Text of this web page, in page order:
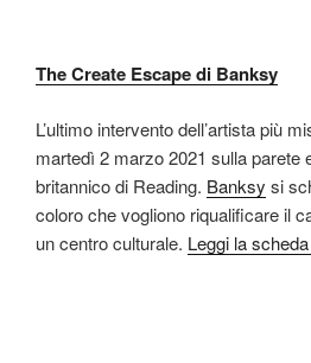
The Create Escape di Banksy
L’ultimo intervento dell’artista più
martedì 2 marzo 2021 sulla parete
britannico di Reading. Banksy si
coloro che vogliono riqualificare il
un centro culturale. Leggi la